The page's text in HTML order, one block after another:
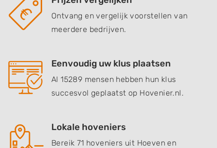
Ontvang en vergelijk voorstellen van
meerdere bedrijven.
Eenvoudig uw klus plaatsen
Al 15289 mensen hebben hun klus
succesvol geplaatst op Hovenier.nl.
Lokale hoveniers
Bereik 71 hoveniers uit Hoeven en